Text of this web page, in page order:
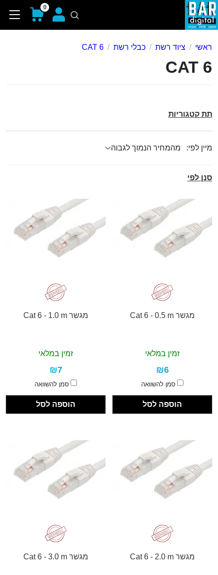
0
ראשי ציוד רשת כבלי רשת CAT 6
CAT 6
תת קטגוריות
מיין לפי:
סנן לפי
מגשר Cat 6 - 0.5 m
זמין במלאי
₪6
סמן להשוואה
הוספה לסל
מגשר Cat 6 - 1.0 m
זמין במלאי
₪7
סמן להשוואה
הוספה לסל
מגשר Cat 6 - 2.0 m מגשר Cat 6 - 3.0 m